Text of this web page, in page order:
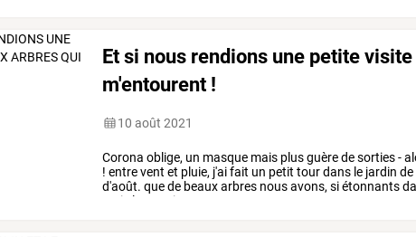
Et si nous rendions une petite
m'entourent !
10 août 2021
Corona oblige, un masque mais plusguèredesorties-
! entrevent et pluie, j'aifait un petit tourdans le jardin de
d'août. quede beauxarbres nousavons, siétonnants
mais
le premier